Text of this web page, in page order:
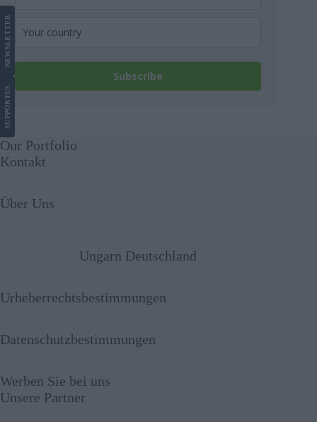
Subscribe
SUPPORT
US
NEWS
LETTER
Our Portfolio
Kontakt
Über Uns
Ungarn Deutschland
Urheberrechtsbestimmungen
Datenschutzbestimmungen
Werben Sie bei uns
Unsere Partner